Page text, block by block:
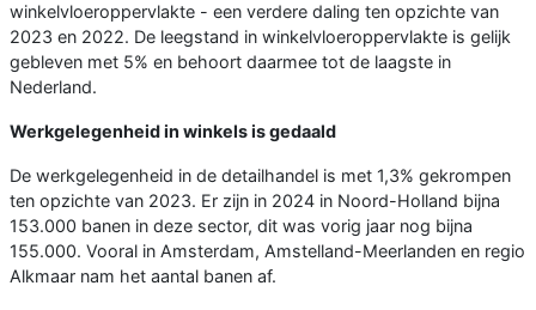
winkelvloeroppervlakte - een verdere daling ten opzichte van
2023 en 2022. De leegstand in winkelvloeroppervlakte is gelijk
gebleven met 5% en behoort daarmee tot de laagste in
Nederland.
Werkgelegenheid in winkels is gedaald
De werkgelegenheid in de detailhandel is met 1,3% gekrompen
ten opzichte van 2023. Er zijn in 2024 in Noord-Holland bijna
153.000 banen in deze sector, dit was vorig jaar nog bijna
155.000. Vooral in Amsterdam, Amstelland-Meerlanden en regio
Alkmaar nam het aantal banen af.